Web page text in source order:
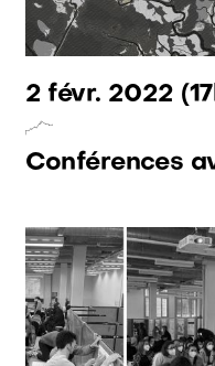
2 févr. 2022
Conférences